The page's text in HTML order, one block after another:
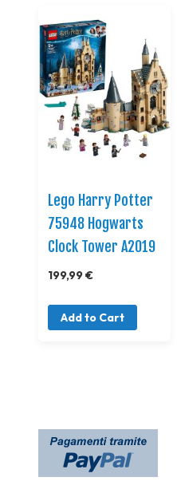
Lego Harry Potter
75948 Hogwarts
Clock Tower A2019
199,99 €
Add to Cart